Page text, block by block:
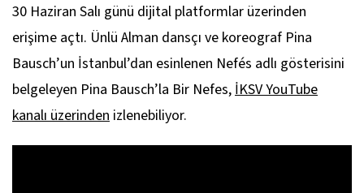
30 Haziran Salı günü dijital platformlar üzerinden
erişime açtı. Ünlü Alman dansçı ve koreograf Pina
Bausch’un İstanbul’dan esinlenen Nefés adlı gösterisini
belgeleyen Pina Bausch’la Bir Nefes,İKSV YouTube
kanalı üzerinden izlenebiliyor.